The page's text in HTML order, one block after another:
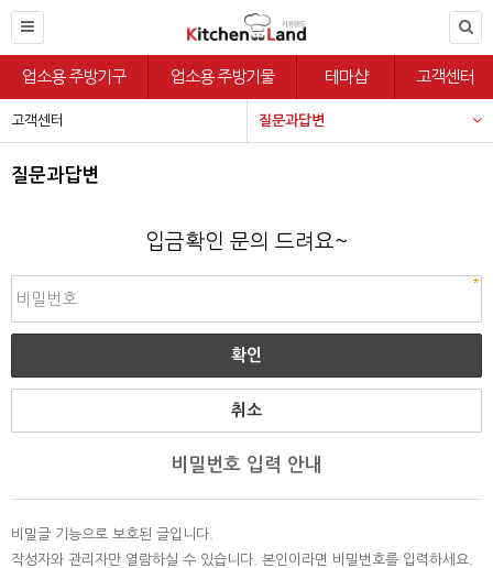
업소용 주방기구 업소용 주방기물 테마샵 고객센터
고객센터 질문과답변
질문과답변
입금확인 문의 드려요~
취소
비밀번호 입력 안내
비밀글 기능으로 보호된 글입니다.
작성자와 관리자만 열람하실 수 있습니다. 본인이라면 비밀번호를 입력하세요.